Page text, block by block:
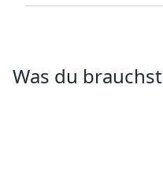
Was du brauchst